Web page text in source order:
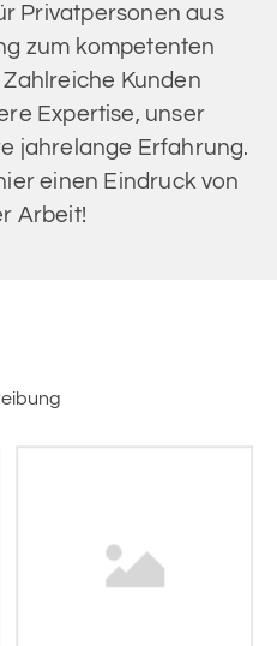
Privatpersonen aus
zum kompetenten
Kunden
Expertise, unser
jahrelange Erfahrung.
einen Eindruck von
Arbeit!